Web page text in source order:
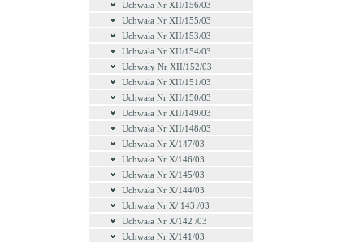
Uchwała Nr XII/156/03
Uchwała Nr XII/155/03
Uchwała Nr XII/153/03
Uchwała Nr XII/154/03
Uchwały Nr XII/152/03
Uchwała Nr XII/151/03
Uchwała Nr XII/150/03
Uchwała Nr XII/149/03
Uchwała Nr XII/148/03
Uchwała Nr X/147/03
Uchwała Nr X/146/03
Uchwała Nr X/145/03
Uchwała Nr X/144/03
Uchwała Nr X/ 143 /03
Uchwała Nr X/142 /03
Uchwała Nr X/141/03